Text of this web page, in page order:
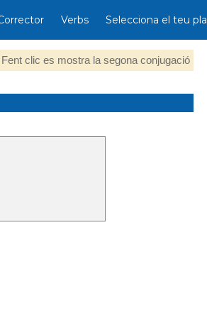
Verbs Selecciona el teu pla
Fent clic es mostra la segona conjugació